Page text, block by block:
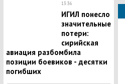
13:36
ИГИЛ понесло
значительные
потери:
сирийская
авиация разбомбила
позиции боевиков - десятки
погибших